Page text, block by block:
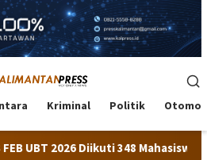
Kriminal Politik
Mahasiswa, Dirangkaikan dengan